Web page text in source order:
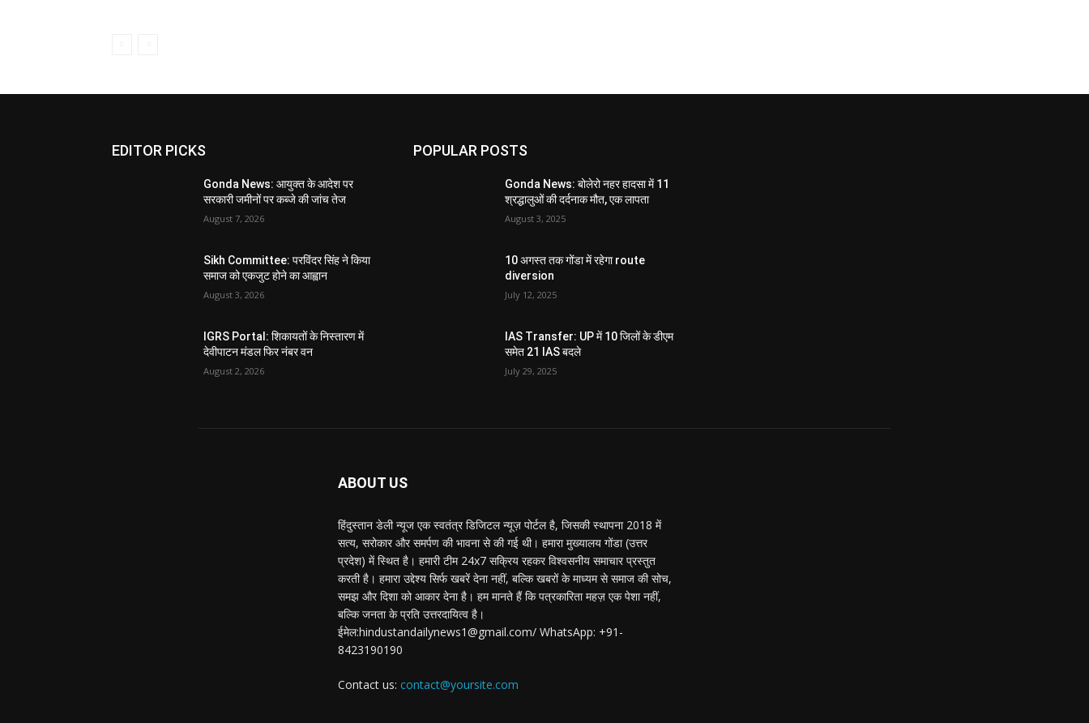
EDITOR PICKS
Gonda News: आयुक्त के आदेश पर
सरकारी जमीनों पर कब्जे की जांच तेज
August 7, 2026
Sikh Committee: परविंदर सिंह ने किया
समाज को एकजुट होने का आह्वान
August 3, 2026
IGRS Portal: शिकायतों के निस्तारण में
देवीपाटन मंडल फिर नंबर वन
August 2, 2026
POPULAR POSTS
Gonda News: बोलेरो नहर हादसा में 11
श्रद्धालुओं की दर्दनाक मौत, एक लापता
August 3, 2025
10 अगस्त तक गोंडा में रहेगा route
diversion
July 12, 2025
IAS Transfer: UP में 10 जिलों के डीएम
समेत 21 IAS बदले
July 29, 2025
ABOUT US
हिंदुस्तान डेली न्यूज एक स्वतंत्र डिजिटल न्यूज़ पोर्टल है, जिसकी स्थापना 2018 में
सत्य, सरोकार और समर्पण की भावना से की गई थी। हमारा मुख्यालय गोंडा (उत्तर
प्रदेश) में स्थित है। हमारी टीम 24x7 सक्रिय रहकर विश्वसनीय समाचार प्रस्तुत
करती है। हमारा उद्देश्य सिर्फ खबरें देना नहीं, बल्कि खबरों के माध्यम से समाज की सोच,
समझ और दिशा को आकार देना है। हम मानते हैं कि पत्रकारिता महज़ एक पेशा नहीं,
बल्कि जनता के प्रति उत्तरदायित्व है।
ईमेल:hindustandailynews1@gmail.com/ WhatsApp: +91-
8423190190
Contact us: contact@yoursite.com